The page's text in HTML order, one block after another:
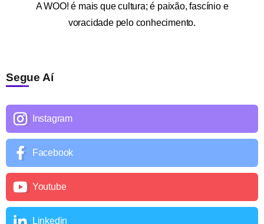
AWOO! é mais que cultura; é paixão, fascínio e
voracidade pelo conhecimento.
Segue Aí
Instagram
Facebook
Youtube
Linkedin